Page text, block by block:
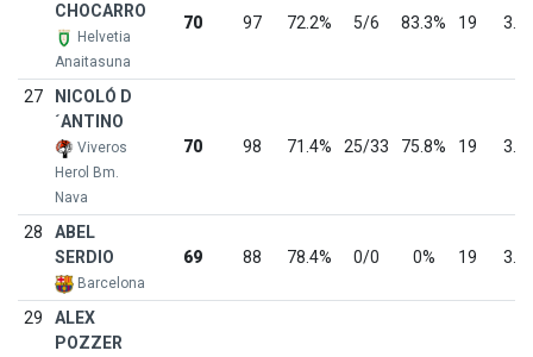
CHOCARRO
Helvetia
Anaitasuna
70 97 72.2% 5/6 83.3% 19 3.7
27
NICOLÓ D
´ANTINO
Viveros
Herol Bm.
Nava
70 98 71.4% 25/33 75.8% 19 3.7
28
ABEL
SERDIO
Barcelona
69 88 78.4% 0/0 0% 19 3.6
29
ALEX
POZZER